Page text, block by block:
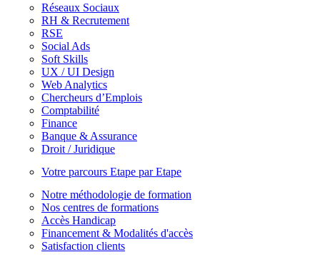
Réseaux Sociaux
RH & Recrutement
RSE
Social Ads
Soft Skills
UX / UI Design
Web Analytics
Chercheurs d’Emplois
Comptabilité
Finance
Banque & Assurance
Droit / Juridique
Votre parcours Etape par Etape
Notre méthodologie de formation
Nos centres de formations
Accès Handicap
Financement & Modalités d'accès
Satisfaction clients